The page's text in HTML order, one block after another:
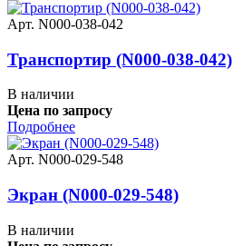
Арт. N000-038-042
Транспортир (N000-038-042)
В наличии
Цена по запросу
Подробнее
Арт. N000-029-548
Экран (N000-029-548)
В наличии